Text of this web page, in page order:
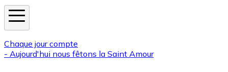
Chaque jour compte
- Aujourd'hui nous fêtons la Saint Amour